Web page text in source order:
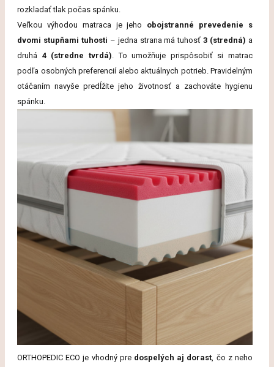
rozkladať tlak počas spánku.
Veľkou výhodou matraca je jeho obojstranné prevedenie s
dvomi stupňami tuhosti – jedna strana má tuhosť3 (stredná) a
druhá 4 (stredne tvrdá). To umožňuje prispôsobiť si matrac
podľa osobných preferencií alebo aktuálnych potrieb. Pravidelným
otáčaním navyše predĺžite jeho životnosť a zachováte hygienu
spánku.
ORTHOPEDIC ECO je vhodný pre dospelých aj dorast, čo z neho